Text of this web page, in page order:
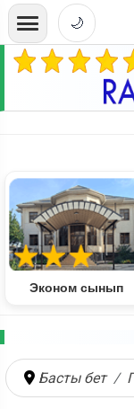
Эконом сынып
Басты бет
🌙